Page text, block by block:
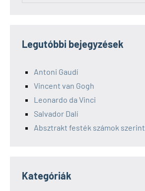
Legutóbbi bejegyzések
Antoni Gaudí
Vincent van Gogh
Leonardo da Vinci
Salvador Dalí
Absztrakt festék számok szerint
Kategóriák